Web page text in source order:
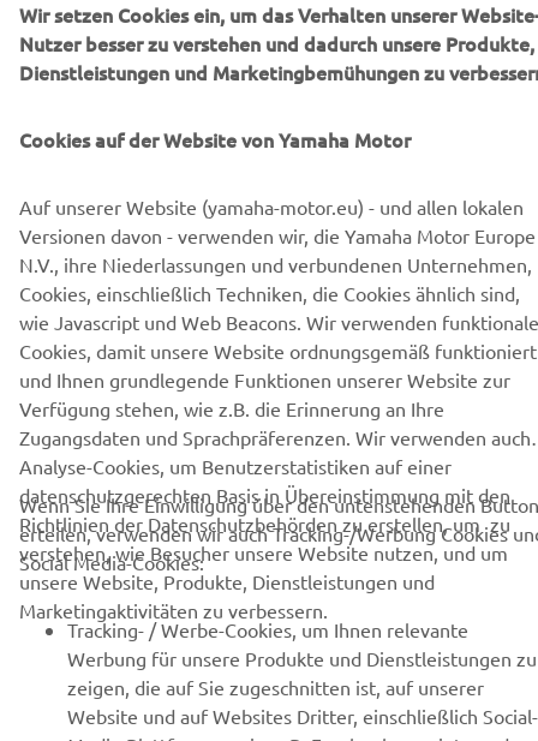
1/5
GYTR®
BEKLEIDUNG
CORPORATE
NEWSLETTER
Erfahre als Erster von den neuesten Angeboten,
Sonderveranstaltungen, Neuerscheinungen und vielem mehr.
ABONNIEREN
Yamaha © Copyright - 2025 Yamaha Motor Europe N.V.,
Niederlassung Deutschland
Wir setzen Cookies ein, um das Verhalten unserer
Nutzer besser zu verstehen und dadurch unsere Produkte,
Dienstleistungen und Marketingbemühungen zu
Cookies auf der Website von Yamaha Motor
Auf unserer Website (yamaha-motor.eu) - und allen lokalen
Versionen davon - verwenden wir, die Yamaha Motor Europe
N.V., ihre Niederlassungen und verbundenen Unternehmen,
Cookies, einschließlich Techniken, die Cookies ähnlich sind,
wie Javascript und Web Beacons. Wir verwenden funktionale
Cookies, damit unsere Website ordnungsgemäß funktioniert
und Ihnen grundlegende Funktionen unserer Website zur
Verfügung stehen, wie z.B. die Erinnerung an Ihre
Zugangsdaten und Sprachpräferenzen. Wir verwenden auch
Analyse-Cookies, um Benutzerstatistiken auf einer
datenschutzgerechten Basis in Übereinstimmung mit den
Richtlinien der Datenschutzbehörden zu erstellen, um zu
verstehen, wie Besucher unsere Website nutzen, und um
unsere Website, Produkte, Dienstleistungen und
Marketingaktivitäten zu verbessern.
Wenn Sie Ihre Einwilligung über den untenstehenden Button
erteilen, verwenden wir auch Tracking-/Werbung Cookies
Social Media-Cookies:
Tracking- / Werbe-Cookies, um Ihnen relevante
Werbung für unsere Produkte und Dienstleistungen zu
zeigen, die auf Sie zugeschnitten ist, auf unserer
Website und auf Websites Dritter, einschließlich Social-